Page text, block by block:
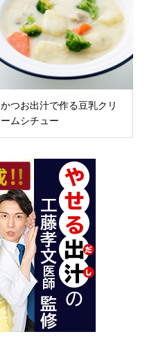
かつお出汁で作る豆乳クリ
ームシチュー